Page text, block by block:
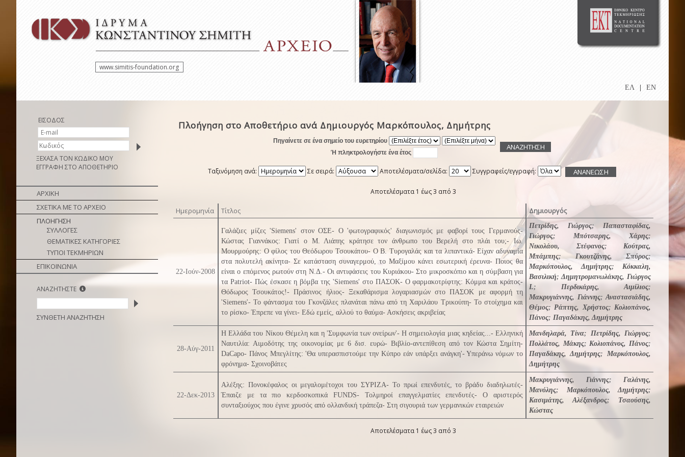
www.simitis-foundation.org
ΕΛ EN
ΕΙΣΟΔΟΣ
ΞΕΧΑΣΑ ΤΟΝ ΚΩΔΙΚΟ ΜΟΥ
ΕΓΓΡΑΦΗ ΣΤΟ ΑΠΟΘΕΤΗΡΙΟ
ΑΡΧΙΚΗ
ΣΧΕΤΙΚΑ ΜΕ ΤΟ ΑΡΧΕΙΟ
ΠΛΟΗΓΗΣΗ
ΣΥΛΛΟΓΕΣ
ΘΕΜΑΤΙΚΕΣ ΚΑΤΗΓΟΡΙΕΣ
ΤΥΠΟΙ ΤΕΚΜΗΡΙΩΝ
ΕΠΙΚΟΙΝΩΝΙΑ
ΑΝΑΖΗΤΗΣΤΕ
ΣΥΝΘΕΤΗ ΑΝΑΖΗΤΗΣΗ
Πλοήγηση στο Αποθετήριο ανά Δημιουργός Μαρκόπουλος, Δημήτρης
Πηγαίνετε σε ένα σημείο του ευρετηρίου
Ή πληκτρολογήστε ένα έτος
Ταξινόμηση ανά: Σε σειρά: Αποτελέσματα/σελίδα: Συγγραφείς/εγγραφή:
Αποτελέσματα 1 έως 3 από 3
Ημερομηνία Τίτλος Δημιουργός
22-Ιούν-2008
Γαλάζιες μίζες 'Siemens' στον ΟΣΕ- Ο 'φωτογραφικός' διαγωνισμός με φαβορί τους Γερμανούς-
Κώστας Γιαννάκος: Γιατί ο Μ. Λιάπης κράτησε τον άνθρωπο του Βερελή στο πλάι του;- Ιω.
Μουρμούρης: Ο φίλος του Θεόδωρου Τσουκάτου- Ο Β. Τυρογαλάς και τα λιπαντικά- Είχαν αδυναμία
στα πολυτελή ακίνητα- Σε κατάσταση συναγερμού, το Μαξίμου κάνει εσωτερική έρευνα- Ποιος θα
είναι ο επόμενος ρωτούν στη Ν.Δ.- Οι αντιφάσεις του Κυριάκου- Στο μικροσκόπιο και η σύμβαση για
τα Patriot- Πώς έσκασε η βόμβα της 'Siemens' στο ΠΑΣΟΚ- Ο φαρμακοτρίφτης: Κόμμα και κράτος-
Θόδωρος Τσουκάτος!- Πράσινος ήλιος- Ξεκαθάρισμα λογαριασμών στο ΠΑΣΟΚ με αφορμή τη
'Siemens'- Το φάντασμα του Γκονζάλες πλανάται πάνω από τη Χαριλάου Τρικούπη- Το στοίχημα και
το ρίσκο- Έπρεπε να γίνει- Εδώ εμείς, αλλού το θαύμα- Ασκήσεις ακριβείας
Πετρίδης, Γιώργος; Παπασταφίδας,
Γιώργος; Μπότσαρης, Χάρης;
Νικολάου, Στέφανος; Κούτρας,
Μπάμπης; Γκουτζάνης, Σπύρος;
Μαρκόπουλος, Δημήτρης; Κόκκαλη,
Βασιλική;Δημητρομανωλάκης, Γιώργος
Ι.; Περδικάρης, Αιμίλιος;
Μακρυγιάννης, Γιάννης;Αναστασιάδης,
Θέμος;Ράπτης, Χρήστος;Κολιοπάνος,
Πάνος; Παγαδάκης, Δημήτρης
28-Αύγ-2011
Η Ελλάδα του Νίκου Θέμελη και η 'Συμφωνία των ονείρων'- Η σημειολογία μιας κηδείας...- Ελληνική
Ναυτιλία: Αιμοδότης της οικονομίας με 6 δισ. ευρώ- Βιβλίο-αντεπίθεση από τον Κώστα Σημίτη-
DaCapo- Πάνος Μπεγλίτης: 'Θα υπερασπιστούμε την Κύπρο εάν υπάρξει ανάγκη'- Υπεράνω νόμων το
φρόνημα- Σχοινοβάτες
Μανδηλαρά, Tίνα; Πετρίδης, Γιώργος;
Πολλάτος, Μάκης;Κολιοπάνος, Πάνος;
Παγαδάκης, Δημήτρης; Μαρκόπουλος,
Δημήτρης
22-Δεκ-2013
Αλέξης: Πονοκέφαλος οι μεγαλομέτοχοι του ΣΥΡΙΖΑ- Το πρωί επενδυτές, το βράδυ διαδηλωτές-
Έπαιζε με τα πιο κερδοσκοπικά FUNDS- Τολμηροί επαγγελματίες επενδυτές- Ο αριστερός
συνταξιούχος που έγινε χρυσός από ολλανδική τράπεζα- Στη σιγουριά των γερμανικών εταιρειών
Μακρυγιάννης, Γιάννης; Γαλάνης,
Μανόλης; Μαρκόπουλος, Δημήτρης;
Κασιμάτης, Αλέξανδρος; Τσαούσης,
Κώστας
Αποτελέσματα 1 έως 3 από 3